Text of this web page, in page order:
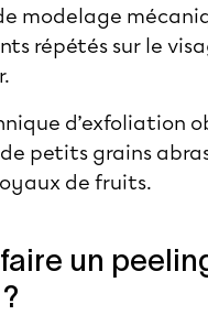
modelage
répétés sur le
d’exfoliation
petits grains
de fruits.
un